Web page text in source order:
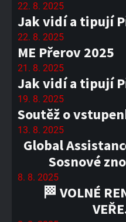
22. 8. 2025
Jak vidí a tipují
22. 8. 2025
ME Přerov 2025
21. 8. 2025
Jak vidí a tipují
19. 8. 2025
Soutěž o
13. 8. 2025
Global
Sosnové
8. 8. 2025
🏁 VOLNÉ